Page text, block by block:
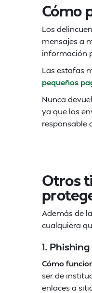
Cómo
Los
mensajes a
información
Las estafas
pequeños
Nunca
ya que los
responsable
Otros
Además de
cualquiera
1. Phishing
Cómo
ser de
enlaces a